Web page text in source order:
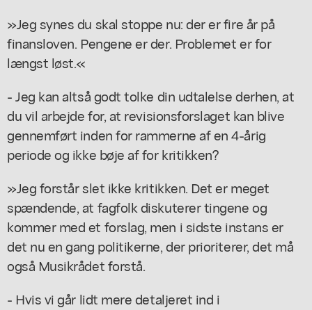
»Jeg synes du skal stoppe nu: der er fire år på
finansloven. Pengene er der. Problemet er for
længst løst.«
- Jeg kan altså godt tolke din udtalelse derhen, at
du vil arbejde for, at revisionsforslaget kan blive
gennemført inden for rammerne af en 4-årig
periode og ikke bøje af for kritikken?
»Jeg forstår slet ikke kritikken. Det er meget
spændende, at fagfolk diskuterer tingene og
kommer med et forslag, men i sidste instans er
det nu en gang politikerne, der prioriterer, det må
også Musikrådet forstå.
- Hvis vi går lidt mere detaljeret ind i